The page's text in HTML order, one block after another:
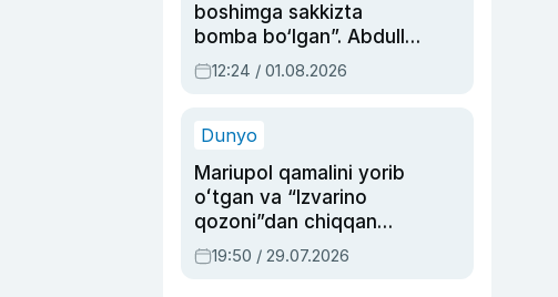
boshimga sakkizta
bomba bo‘lgan”. Abdulla
Oripovni siyosiy
ayblovlardan asrab
12:24 / 01.08.2026
Dunyo
Mariupol qamalini yorib
oʻtgan va “Izvarino
qozoni”dan chiqqan
qahramon — Ukraina
armiyasi bosh
19:50 / 29.07.2026